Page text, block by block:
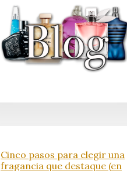
Cinco pasos para elegir una
fragancia que destaque (en